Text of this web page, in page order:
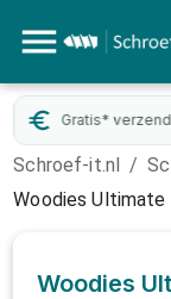
Gratis*
Schroef-it.nl /
Woodies Ultimate
Woodies